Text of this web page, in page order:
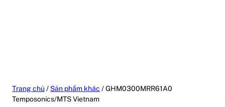
Trang chủ / Sản phẩm khác / GHM0300MRR61A0
Temposonics/MTS Vietnam